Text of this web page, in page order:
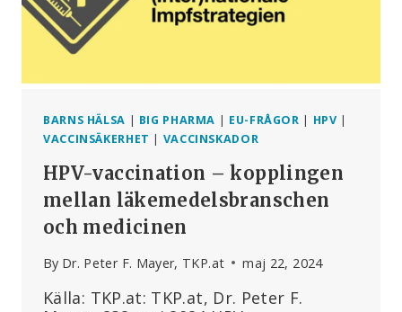
BARNS HÄLSA | BIG PHARMA | EU-FRÅGOR | HPV |
VACCINSÄKERHET | VACCINSKADOR
HPV-vaccination – kopplingen
mellan läkemedelsbranschen
och medicinen
By Dr. Peter F. Mayer, TKP.at maj 22, 2024
Källa: TKP.at: TKP.at, Dr. Peter F.